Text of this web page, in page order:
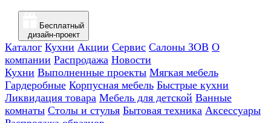
Бесплатный
дизайн-проект
Каталог Кухни Акции Сервис Салоны ЗОВ О
компании Распродажа Новости
Кухни Выполненные проекты Мягкая мебель
Гардеробные Корпусная мебель Быстрые кухни
Ликвидация товара Мебель для детской Ванные
комнаты Столы и стулья Бытовая техника Аксессуары